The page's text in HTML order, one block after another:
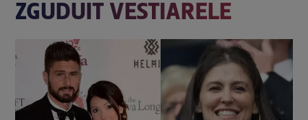
ZGUDUIT VESTIARELE